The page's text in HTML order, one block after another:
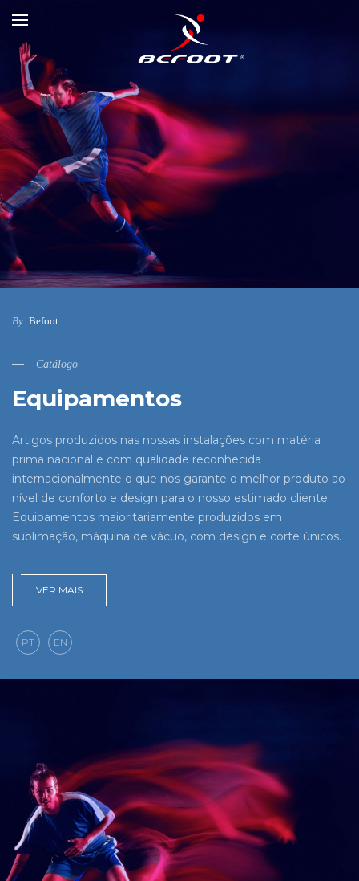
By: Befoot
Catálogo
Equipamentos
Artigos produzidos nas nossas instalações com matéria
prima nacional e com qualidade reconhecida
internacionalmente o que nos garante o melhor produto ao
nível de conforto e design para o nosso estimado cliente.
Equipamentos maioritariamente produzidos em
sublimação, máquina de vácuo, com design e corte únicos.
VER MAIS
PT EN